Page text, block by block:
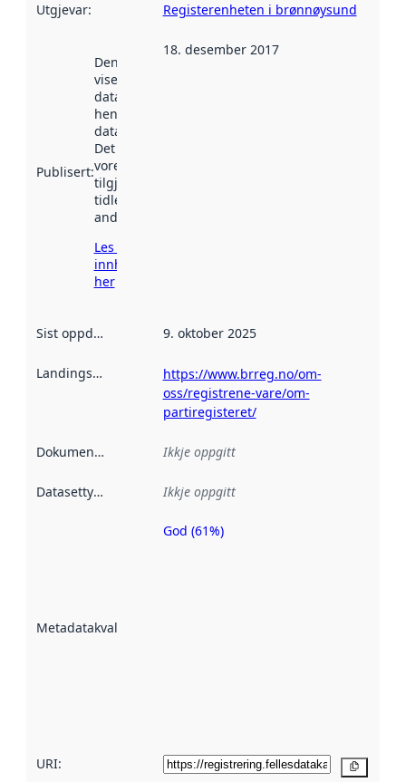
Utgjevar: Registerenheten i brønnøysund
Publisert:
Denne datoen
viser når
datasettet vart
henta inn av
data.norge.no.
Det kan ha
vore
tilgjengeleg
tidlegare
andre stader.
Les meir om
innhenting
her
18. desember 2017
Sist oppdatert 9. oktober 2025
Landingsside
https://www.brreg.no/om-
oss/registrene-vare/om-
partiregisteret/
Dokumentasjon Ikkje oppgitt
Datasettype Ikkje oppgitt
Metadatakvalitet
Metadatakvalitet
God (61%)
URI: